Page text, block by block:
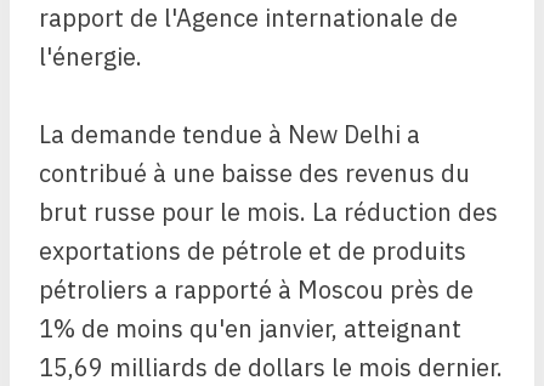
rapport de l'Agence internationale de
l'énergie.
La demande tendue à New Delhi a
contribué à une baisse des revenus du
brut russe pour le mois. La réduction des
exportations de pétrole et de produits
pétroliers a rapporté à Moscou près de
1% de moins qu'en janvier, atteignant
15,69 milliards de dollars le mois dernier.